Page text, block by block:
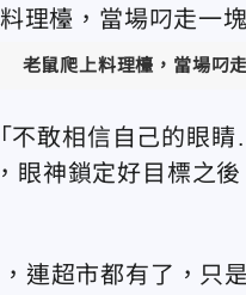
老鼠爬上料理檯，當場叼
不敢相信自己的眼
眼神鎖定好目標之
連超市都有了，只